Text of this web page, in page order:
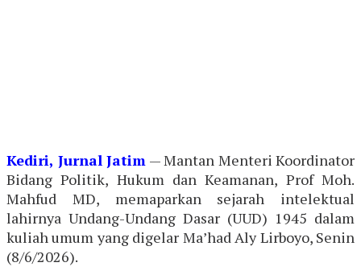
Kediri, Jurnal Jatim — Mantan Menteri Koordinator
Bidang Politik, Hukum dan Keamanan, Prof Moh.
Mahfud MD, memaparkan sejarah intelektual
lahirnya Undang-Undang Dasar (UUD) 1945 dalam
kuliah umum yang digelar Ma’had Aly Lirboyo, Senin
(8/6/2026).